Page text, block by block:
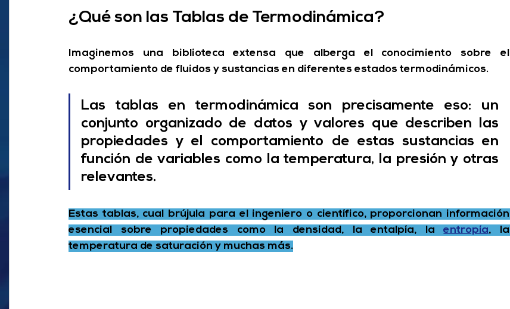
¿Qué son las Tablas de Termodinámica?
Imaginemos una biblioteca extensa que alberga el conocimiento sobre el
comportamiento de fluidos y sustancias en diferentes estados termodinámicos.
Las tablas en termodinámica son precisamente eso: un
conjunto organizado de datos y valores que describen las
propiedades y el comportamiento de estas sustancias en
función de variables como la temperatura, la presión y otras
relevantes.
Estas tablas, cual brújula para el ingeniero o científico, proporcionan información
esencial sobre propiedades como la densidad, la entalpía, la entropía, la
temperatura de saturación y muchas más.